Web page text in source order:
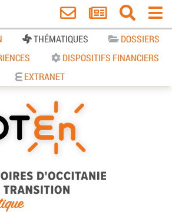
THÉMATIQUES
DOSSIERS
DISPOSITIFS FINANCIERS
EXTRANET